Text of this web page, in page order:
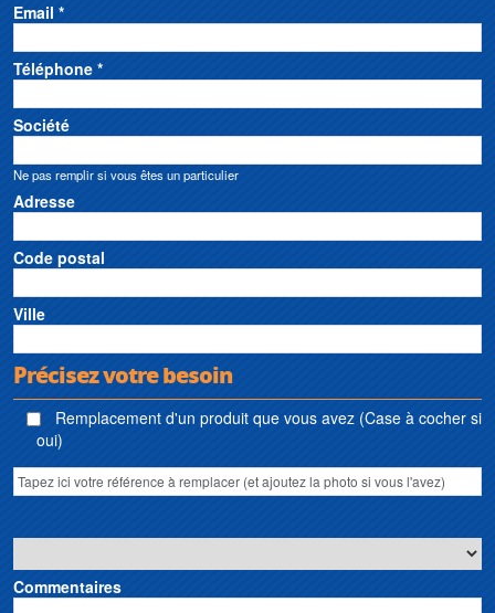
Email *
Téléphone *
Société
Ne pas remplir si vous êtes un particulier
Adresse
Code postal
Ville
Précisez votre besoin
Remplacement d'un produit que vous avez (Case à cocher si
oui)
Commentaires